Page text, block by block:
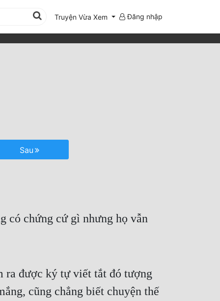
Truyện Vừa Xem Đăng nhập
Sau
có chứng cứ gì nhưng họ vẫn
ra được ký tự viết tắt đó tượng
cũng chẳng biết chuyện thế